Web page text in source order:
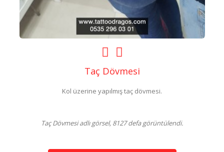
Taç Dövmesi
Kol üzerine yapılmış taç dövmesi.
Taç Dövmesi adlı görsel, 8127 defa görüntülendi.